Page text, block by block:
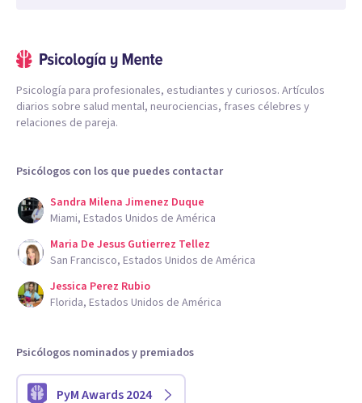
Psicología para profesionales, estudiantes y curiosos. Artículos
diarios sobre salud mental, neurociencias, frases célebres y
relaciones de pareja.
Psicólogos con los que puedes contactar
Sandra Milena Jimenez Duque
Miami, Estados Unidos de América
Maria De Jesus Gutierrez Tellez
San Francisco, Estados Unidos de América
Jessica Perez Rubio
Florida, Estados Unidos de América
Psicólogos nominados y premiados
PyM Awards 2024